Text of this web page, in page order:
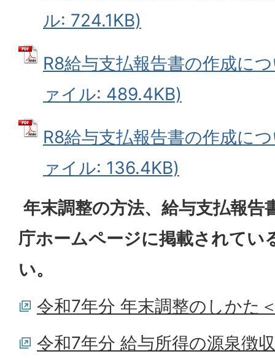
ル: 724.1KB)
R8給与支払報告書の作成に
ァイル: 489.4KB)
R8給与支払報告書の作成に
ァイル: 136.4KB)
年末調整の方法、給与支払報告
庁ホームページに掲載されてい
い。
令和7年分 年末調整のしかた
令和7年分 給与所得の源泉徴